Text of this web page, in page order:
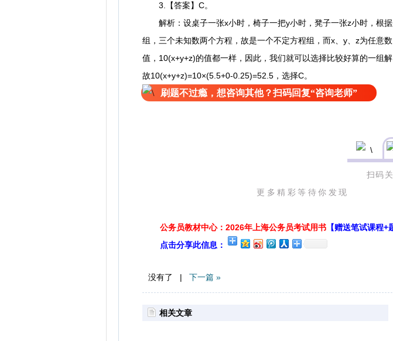
3.【答案】C。
解析：设桌子一张x小时，椅子一把y小时，凳子一张z小时，根
组，三个未知数两个方程，故是一个不定方程组，而x、y、z为任意
值，10(x+y+z)的值都一样，因此，我们就可以选择比较好算的一组
故10(x+y+z)=10×(5.5+0-0.25)=52.5，选择C。
刷题不过瘾，想咨询其他？扫码回复“咨询老师”
扫码
更多精彩等待你发现
公务员教材中心：2026年上海公务员考试用书 【赠送笔试课程+
点击分享此信息：
没有了 | 下一篇 »
相关文章